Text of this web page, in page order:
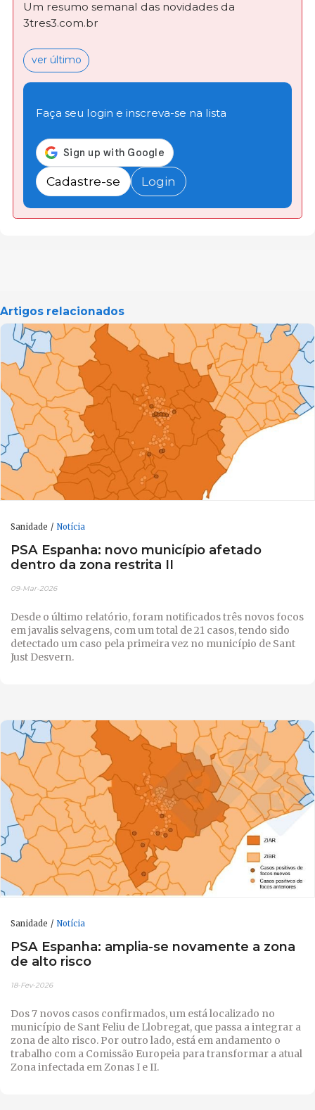
Um resumo semanal das novidades da
3tres3.com.br
ver último
Faça seu login e inscreva-se na lista
Cadastre-se Login
Artigos relacionados
Sanidade Notícia
PSA Espanha: novo município afetado
dentro da zona restrita II
09-Mar-2026
Desde o último relatório, foram notificados três novos focos
em javalis selvagens, com um total de 21 casos, tendo sido
detectado um caso pela primeira vez no município de Sant
Just Desvern.
Sanidade Notícia
PSA Espanha: amplia-se novamente a zona
de alto risco
18-Fev-2026
Dos 7 novos casos confirmados, um está localizado no
município de Sant Feliu de Llobregat, que passa a integrar a
zona de alto risco. Por outro lado, está em andamento o
trabalho com a Comissão Europeia para transformar a atual
Zona infectada em Zonas I e II.